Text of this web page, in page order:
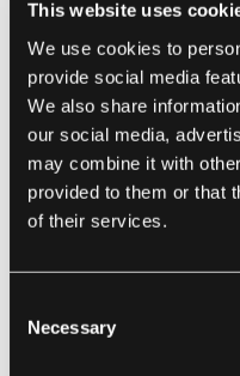
This website uses
We use cookies to
provide social media
We also share
our social media,
may combine it with
provided to them or that
of their services.
Selection
Necessary
für jede Zahlung auf
erstellen. Damit der
sicher wie möglich
Browser tun. Wir
unserer API
Sitzungsobjekt
Next.js verwenden,